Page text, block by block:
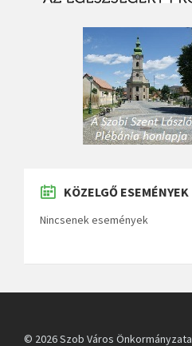
KÖZELGŐ ESEMÉNYEK
Nincsenek események
© 2026 Szob Város Önkormányzata